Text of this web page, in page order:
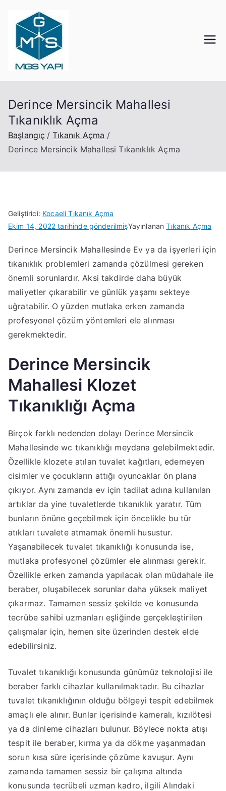
Derince Mersincik Mahallesi
Tıkanıklık Açma
Başlangıç
Tıkanık Açma
Derince Mersincik Mahallesi Tıkanıklık Açma
Geliştirici: Kocaeli Tıkanık Açma
Ekim 14, 2022 tarihinde gönderilmişYayınlananTıkanık Açma
Derince Mersincik Mahallesinde Ev ya da işyerleri için
tıkanıklık problemleri zamanda çözülmesi gereken
önemli sorunlardır. Aksi takdirde daha büyük
maliyetler çıkarabilir ve günlük yaşamı sekteye
uğratabilir. O yüzden mutlaka erken zamanda
profesyonel çözüm yöntemleri ele alınması
gerekmektedir.
Derince Mersincik
Mahallesi Klozet
Tıkanıklığı Açma
Birçok farklı nedenden dolayı Derince Mersincik
Mahallesinde wc tıkanıklığı meydana gelebilmektedir.
Özellikle klozete atılan tuvalet kağıtları, edemeyen
cisimler ve çocukların attığı oyuncaklar ön plana
çıkıyor. Aynı zamanda ev için tadilat adına kullanılan
artıklar da yine tuvaletlerde tıkanıklık yaratır. Tüm
bunların önüne geçebilmek için öncelikle bu tür
atıkları tuvalete atmamak önemli husustur.
Yaşanabilecek tuvalet tıkanıklığı konusunda ise,
mutlaka profesyonel çözümler ele alınması gerekir.
Özellikle erken zamanda yapılacak olan müdahale ile
beraber, oluşabilecek sorunlar daha yüksek maliyet
çıkarmaz. Tamamen sessiz şekilde ve konusunda
tecrübe sahibi uzmanları eşliğinde gerçekleştirilen
çalışmalar için, hemen site üzerinden destek elde
edebilirsiniz.
Tuvalet tıkanıklığı konusunda günümüz teknolojisi ile
beraber farklı cihazlar kullanılmaktadır. Bu cihazlar
tuvalet tıkanıklığının olduğu bölgeyi tespit edebilmek
amaçlı ele alınır. Bunlar içerisinde kameralı, kızılötesi
ya da dinleme cihazları bulunur. Böylece nokta atışı
tespit ile beraber, kırma ya da dökme yaşanmadan
sorun kısa süre içerisinde çözüme kavuşur. Aynı
zamanda tamamen sessiz bir çalışma altında
konusunda tecrübeli uzman kadro, ilgili Alındaki